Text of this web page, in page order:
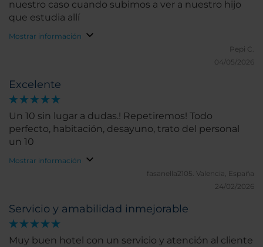
nuestro caso cuando subimos a ver a nuestro hijo
que estudia allí
Mostrar información
Pepi C.
04/05/2026
Excelente
Un 10 sin lugar a dudas.! Repetiremos! Todo
perfecto, habitación, desayuno, trato del personal
un 10
Mostrar información
fasanella2105. Valencia, España
24/02/2026
Servicio y amabilidad inmejorable
Muy buen hotel con un servicio y atención al cliente